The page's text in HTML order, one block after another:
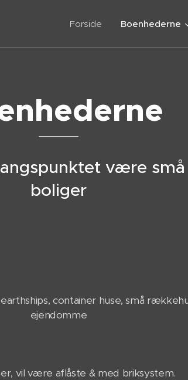
Forside Boenhederne
være
boliger
container huse, små
ejendomme
vil være aflåste & med briksystem.